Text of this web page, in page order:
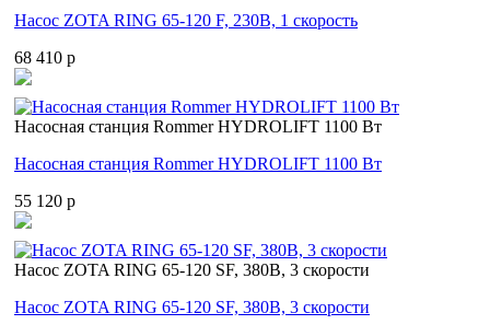
Насос ZOTA RING 65-120 F, 230В, 1 скорость
68 410 p
Насосная станция Rommer HYDROLIFT 1100 Вт
Насосная станция Rommer HYDROLIFT 1100 Вт
55 120 p
Насос ZOTA RING 65-120 SF, 380В, 3 скорости
Насос ZOTA RING 65-120 SF, 380В, 3 скорости